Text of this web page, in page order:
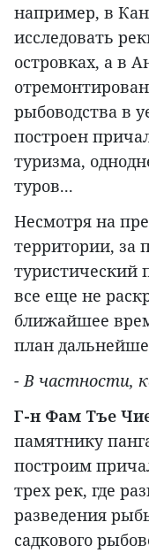
например, в
исследовать
островках, а в
рыбоводства в
построен
туризма,
туров...
Несмотря на
территории, за
туристический
все еще не
ближайшее
план
- В частности,
Г-н Фам Тъе
памятнику
построим
трех рек, где
разведения
садкового